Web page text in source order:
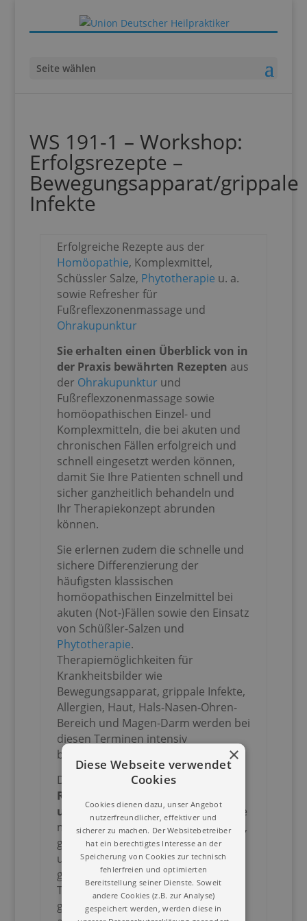
Seite wählen
WS 191-1 – Workshop:
Erfolgsrezepte –
Bewegungsapparat/grippale
Infekte
Erfolgreiche Rezepte aus der
Homöopathie, Komplexmittel,
Schüssler Salze, Phytotherapie u. a.
sowie Refresher für
Fußreflexzonenmassage und
Ohrakupunktur
Sie erhalten einen Überblick von in
der Praxis bewährten Rezepten aus
der Ohrakupunktur und
Fußreflexzonenmassage sowie
homöopathischen Einzel- und
Komplexmitteln, die bei akuten und
chronischen Fällen erfolgreich und
schnell eingesetzt werden können,
damit Sie Ihre Patienten schnell und
sicher ganzheitlich behandeln und
Ihr Therapiekonzept abrunden
können.
Sie erlernen zudem die schnelle und
sichere Differenzierung der
häufigsten klassischen
homöopathischen Einzelmittel bei
akuten (Not-)Fällen sowie den Einsatz
von Schüßler-Salzen und
Phytotherapie.
Therapiemöglichkeiten für
Krankheitsbilder wie
Bewegungsapparat, grippale Infekte,
Allergien, Haut, Hals-Nasen-Ohren-
Bereich und Magen-Darm werden bei
diesen Terminen intensiv
besprochen.
Der Arbeitskreis ist auch
Refresher, die mit
und
Fußreflexzonenmassagesowie
mitHomöopathie arbeiten möchten,
geeignet. Fragen zu
unterschiedlichen Themen werden
gerne beantwortetund
Therapieoptionen werden
gemeinsam erarbeitet und
Diese Webseite verwendet
Cookies
Cookies dienen dazu, unser Angebot
nutzerfreundlicher, effektiver und
sicherer zu machen. Der Websitebetreiber
hat ein berechtigtes Interesse an der
Speicherung von Cookies zur technisch
fehlerfreien und optimierten
Bereitstellung seiner Dienste. Soweit
andere Cookies (z.B. zur Analyse)
gespeichert werden, werden diese in
×